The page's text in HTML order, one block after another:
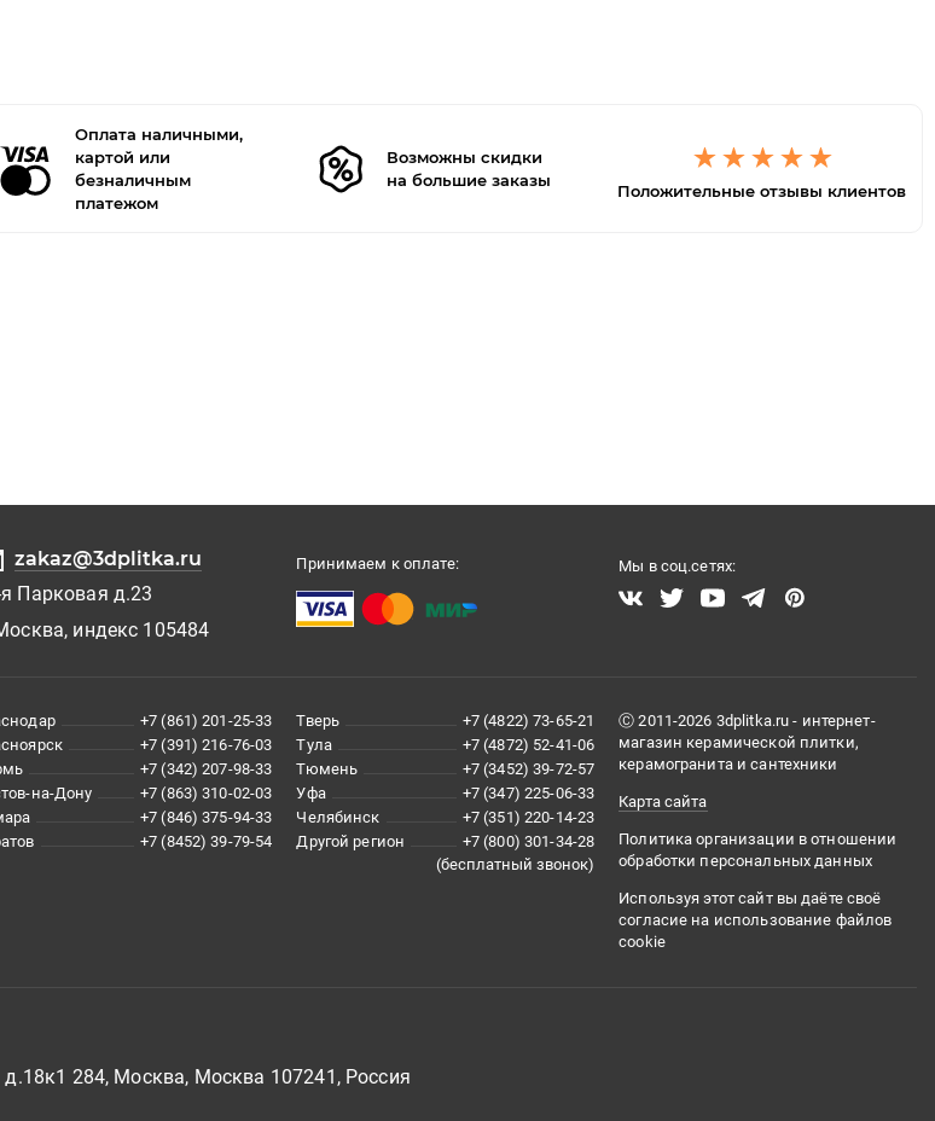
Оплата наличными,
картой или
безналичным
платежом
Возможны скидки
на большие заказы
Положительные отзывы клиентов
zakaz@3dplitka.ru
я Парковая д.23
индекс 105484
Принимаем к оплате: Мы в соц.сетях:
+7 (861) 201-25-33
+7 (391) 216-76-03
+7 (342) 207-98-33
на-Дону
+7 (863) 310-02-03
+7 (846) 375-94-33
+7 (8452) 39-79-54
Тверь
+7 (4822) 73-65-21
Тула
+7 (4872) 52-41-06
Тюмень
+7 (3452) 39-72-57
Уфа
+7 (347) 225-06-33
Челябинск
+7 (351) 220-14-23
Другой регион
+7 (800) 301-34-28
(бесплатный звонок)
Ⓒ 2011-2026 3dplitka.ru - интернет-
магазин керамической плитки,
керамогранита и сантехники
Карта сайта
Политика организации в отношении
обработки персональных данных
Используя этот сайт вы даёте своё
согласие на использование файлов
cookie
284, Москва, Москва 107241, Россия